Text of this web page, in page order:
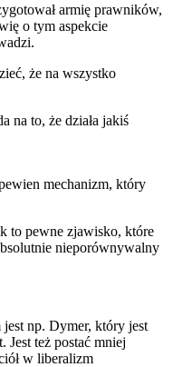
armię prawników,
o tym aspekcie
że na wszystko
na to, że działa jakiś
mechanizm, który
to pewne zjawisko, które
nieporównywalny
np. Dymer, który jest
Jest też postać mniej
w liberalizm